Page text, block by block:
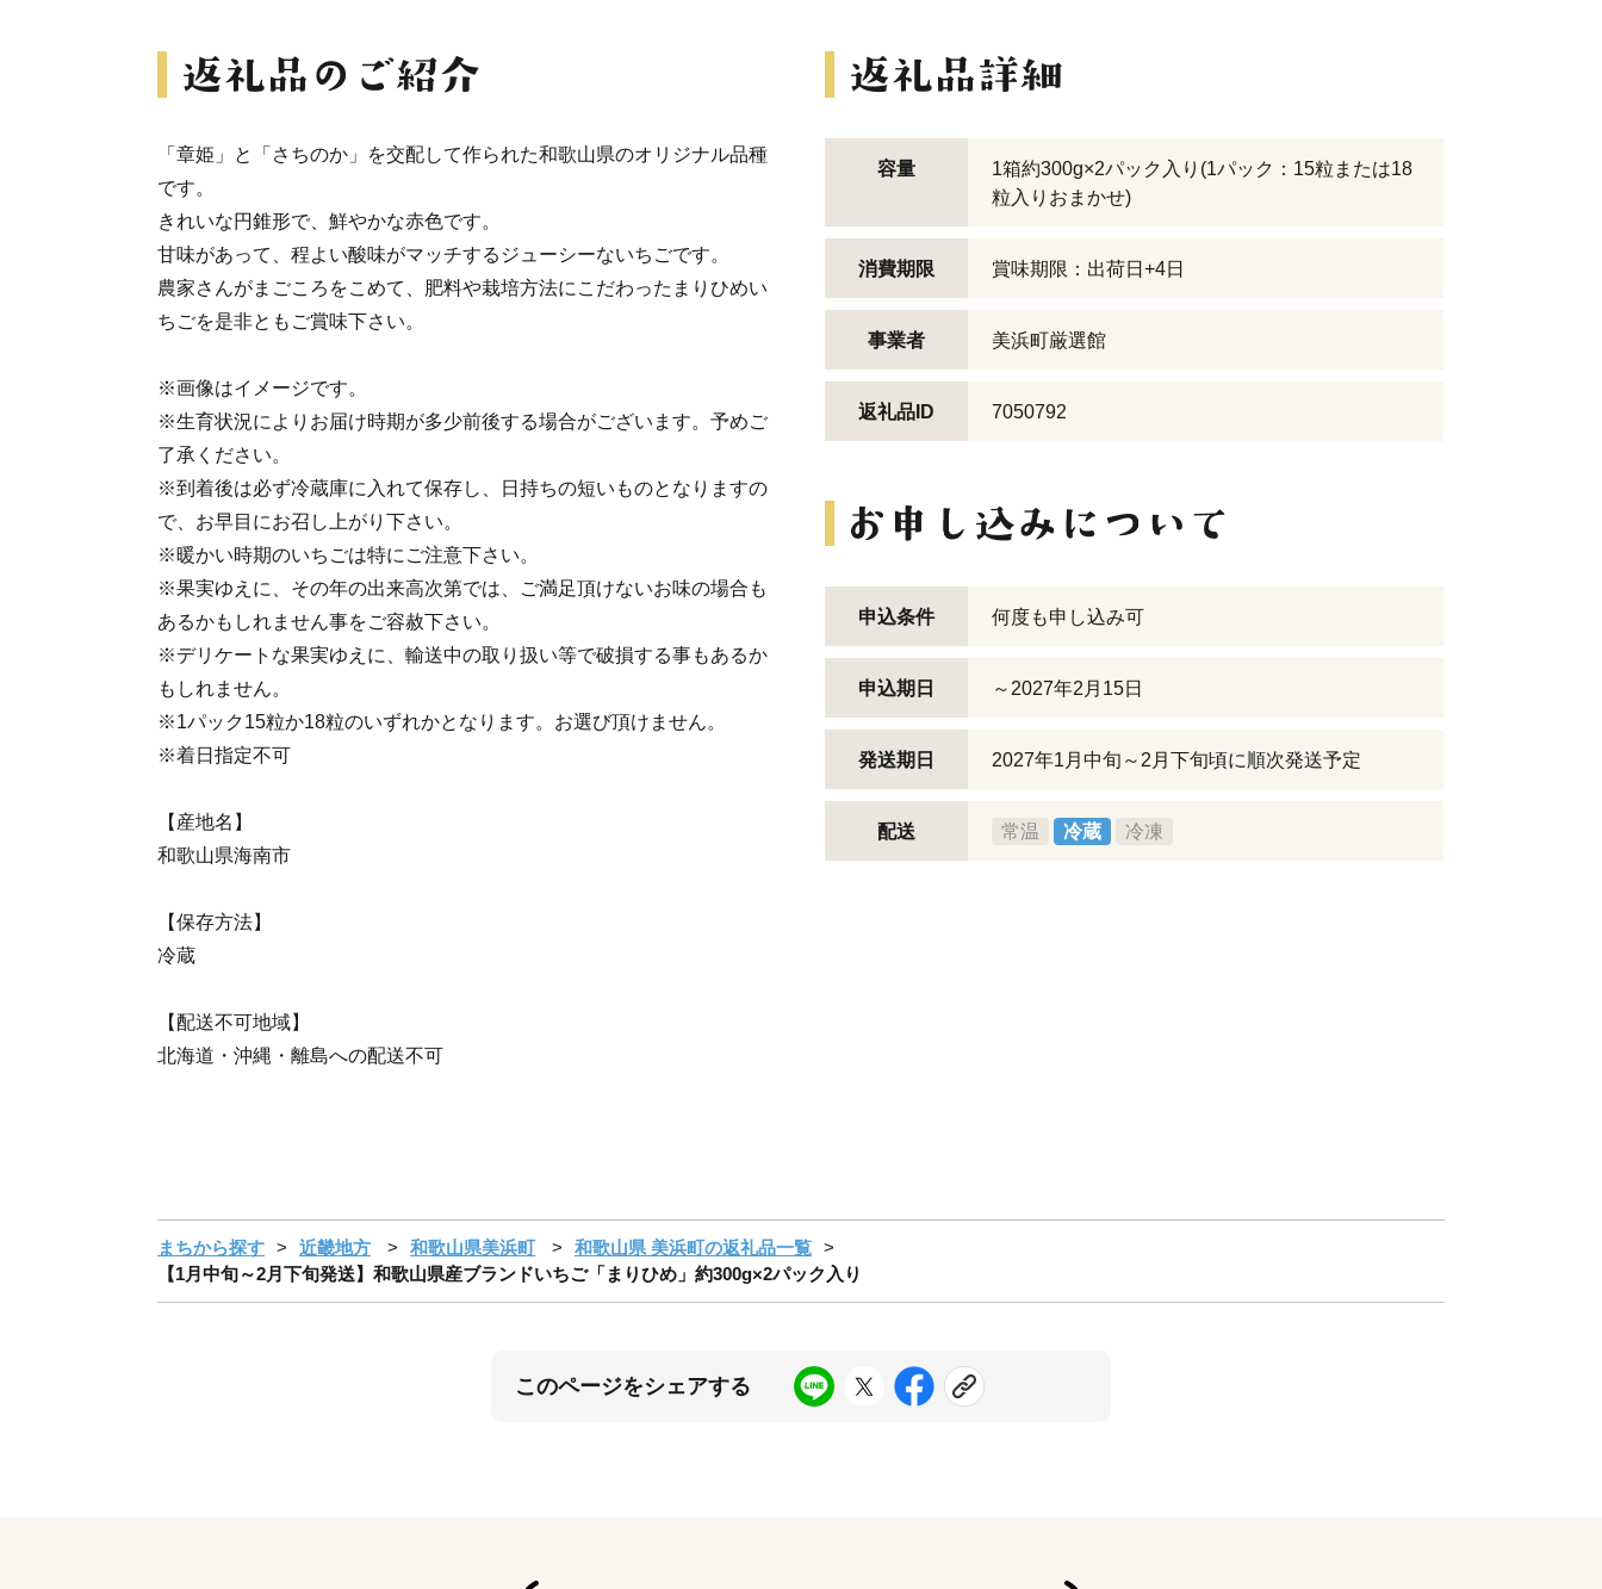
「章姫」と「さちのか」を交配して作られた和歌山県のオリジナル品種
です。
きれいな円錐形で、鮮やかな赤色です。
甘味があって、程よい酸味がマッチするジューシーないちごです。
農家さんがまごころをこめて、肥料や栽培方法にこだわったまりひめい
ちごを是非ともご賞味下さい。
※画像はイメージです。
※生育状況によりお届け時期が多少前後する場合がございます。予めご
了承ください。
※到着後は必ず冷蔵庫に入れて保存し、日持ちの短いものとなりますの
で、お早目にお召し上がり下さい。
※暖かい時期のいちごは特にご注意下さい。
※果実ゆえに、その年の出来高次第では、ご満足頂けないお味の場合も
あるかもしれません事をご容赦下さい。
※デリケートな果実ゆえに、輸送中の取り扱い等で破損する事もあるか
もしれません。
※1パック15粒か18粒のいずれかとなります。お選び頂けません。
※着日指定不可
【産地名】
和歌山県海南市
【保存方法】
冷蔵
【配送不可地域】
北海道・沖縄・離島への配送不可
容量
1箱約300g×2パック入り(1パック：15粒または18
粒入りおまかせ)
消費期限 賞味期限：出荷日+4日
事業者 美浜町厳選館
返礼品ID 7050792
申込条件 何度も申し込み可
申込期日 ～2027年2月15日
発送期日 2027年1月中旬～2月下旬頃に順次発送予定
配送 常温 冷蔵 冷凍
まちから探す 近畿地方 和歌山県美浜町
和歌山県 美浜町の返礼品一覧
【1月中旬～2月下旬発送】和歌山県産ブランドいちご「まりひめ」約300g×2パック入り
このページをシェアする